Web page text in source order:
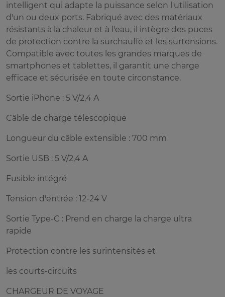
intelligent qui adapte la puissance selon l'utilisation
d'un ou deux ports. Fabriqué avec des matériaux
résistants à la chaleur et à l'eau, il intègre des puces
de protection contre la surchauffe et les surtensions.
Compatible avec toutes les grandes marques de
smartphones et tablettes, il garantit une charge
efficace et sécurisée en toute circonstance.
Sortie iPhone : 5 V/2,4 A
Câble de charge télescopique
Longueur du câble extensible : 700 mm
Sortie USB : 5 V/2,4 A
Fusible intégré
Tension d'entrée : 12-24 V
Sortie Type-C : Prend en charge la charge ultra
rapide
Protection contre les surintensités et
les courts-circuits
CHARGEUR DE VOYAGE